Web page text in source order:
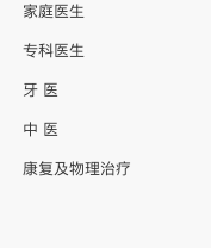
家庭医生
专科医生
牙 医
中 医
康复及物理治疗